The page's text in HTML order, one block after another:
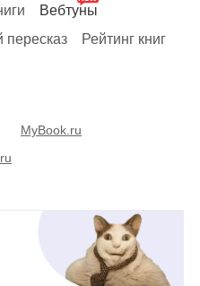
Вебтуны
пересказ
Рейтинг книг
MyBook.ru